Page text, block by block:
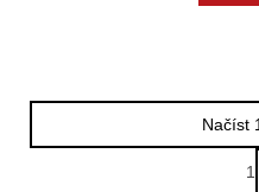
Načíst
1